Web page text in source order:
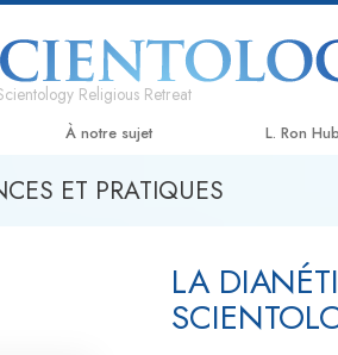
Religious Retreat
À notre sujet L. Ron
ET PRATIQUES
LA